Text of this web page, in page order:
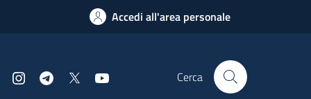
Accedi all'area personale
InstagramTelegram Cerca